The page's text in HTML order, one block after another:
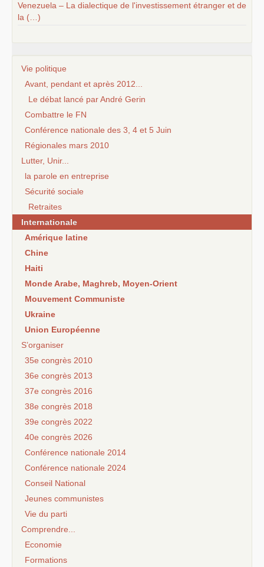
Venezuela – La dialectique de l'investissement étranger et de
la (…)
Vie politique
Avant, pendant et après 2012...
Le débat lancé par André Gerin
Combattre le FN
Conférence nationale des 3, 4 et 5 Juin
Régionales mars 2010
Lutter, Unir...
la parole en entreprise
Sécurité sociale
Retraites
Internationale
Amérique latine
Chine
Haiti
Monde Arabe, Maghreb, Moyen-Orient
Mouvement Communiste
Ukraine
Union Européenne
S’organiser
35e congrès 2010
36e congrès 2013
37e congrès 2016
38e congrès 2018
39e congrès 2022
40e congrès 2026
Conférence nationale 2014
Conférence nationale 2024
Conseil National
Jeunes communistes
Vie du parti
Comprendre...
Economie
Formations